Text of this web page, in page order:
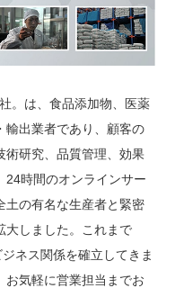
。は、食品添加物、医薬
輸出業者であり、顧客の
術研究、品質管理、効果
24時間のオンラインサー
土の有名な生産者と緊密
大しました。これまで
ネス関係を確立してきま
お気軽に営業担当までお